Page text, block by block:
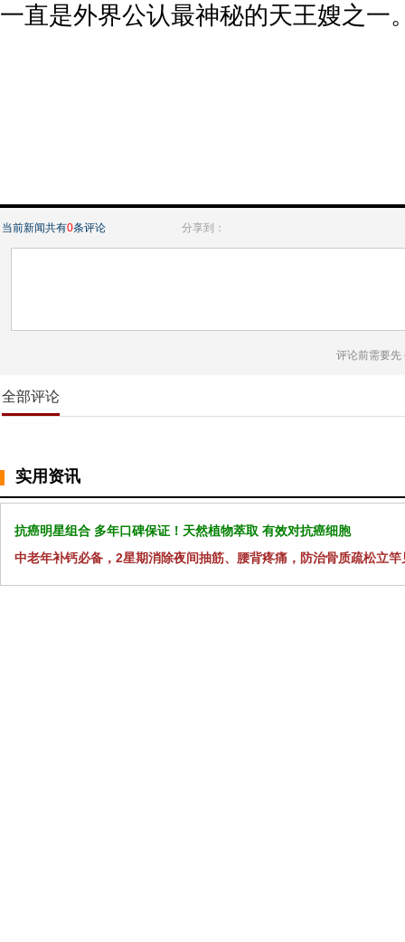
一直是外界公认最神秘的天王嫂之一
当前新闻共有0条评论 分享到：
评论前需要先
全部评论
实用资讯
抗癌明星组合 多年口碑保证！天然植物萃取 有效对抗癌细胞
中老年补钙必备，2星期消除夜间抽筋、腰背疼痛，防治骨质疏松立竿